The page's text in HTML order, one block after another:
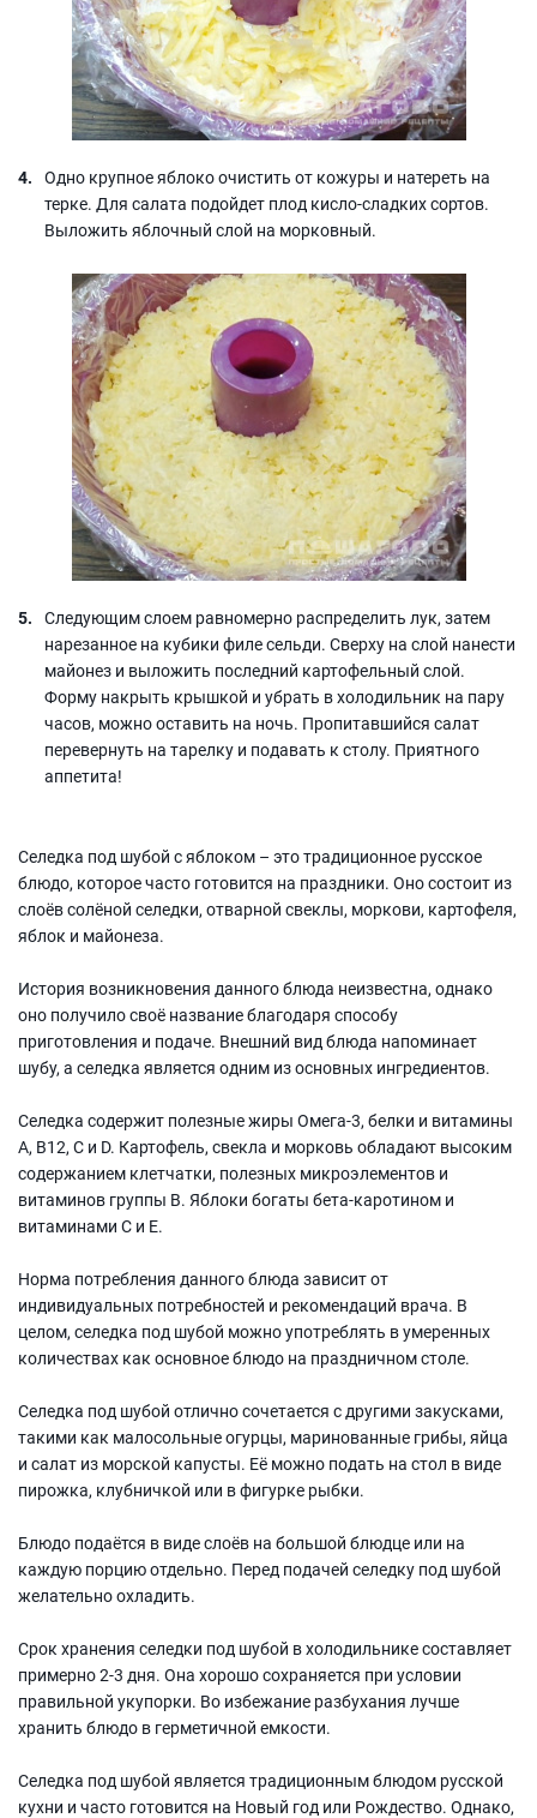
Одно крупное яблоко очистить от кожуры и натереть на
терке. Для салата подойдет плод кисло-сладких сортов.
Выложить яблочный слой на морковный.
Следующим слоем равномерно распределить лук, затем
нарезанное на кубики филе сельди. Сверху на слой нанести
майонез и выложить последний картофельный слой.
Форму накрыть крышкой и убрать в холодильник на пару
часов, можно оставить на ночь. Пропитавшийся салат
перевернуть на тарелку и подавать к столу. Приятного
аппетита!
Селедка под шубой с яблоком – это традиционное русское
блюдо, которое часто готовится на праздники. Оно состоит из
слоёв солёной селедки, отварной свеклы, моркови, картофеля,
яблок и майонеза.
История возникновения данного блюда неизвестна, однако
оно получило своё название благодаря способу
приготовления и подаче. Внешний вид блюда напоминает
шубу, а селедка является одним из основных ингредиентов.
Селедка содержит полезные жиры Омега-3, белки и витамины
А, В12, С и D. Картофель, свекла и морковь обладают высоким
содержанием клетчатки, полезных микроэлементов и
витаминов группы В. Яблоки богаты бета-каротином и
витаминами С и Е.
Норма потребления данного блюда зависит от
индивидуальных потребностей и рекомендаций врача. В
целом, селедка под шубой можно употреблять в умеренных
количествах как основное блюдо на праздничном столе.
Селедка под шубой отлично сочетается с другими закусками,
такими как малосольные огурцы, маринованные грибы, яйца
и салат из морской капусты. Её можно подать на стол в виде
пирожка, клубничкой или в фигурке рыбки.
Блюдо подаётся в виде слоёв на большой блюдце или на
каждую порцию отдельно. Перед подачей селедку под шубой
желательно охладить.
Срок хранения селедки под шубой в холодильнике составляет
примерно 2-3 дня. Она хорошо сохраняется при условии
правильной укупорки. Во избежание разбухания лучше
хранить блюдо в герметичной емкости.
Селедка под шубой является традиционным блюдом русской
кухни и часто готовится на Новый год или Рождество. Однако,